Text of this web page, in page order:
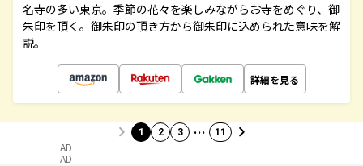
名寺の多い東京。季節の花々を楽しみながらお寺をめぐり、御
朱印を頂く。御朱印の頂き方から御朱印に込められた意味を解
説。
詳細を見る
1 2 3 … 11
AD
AD